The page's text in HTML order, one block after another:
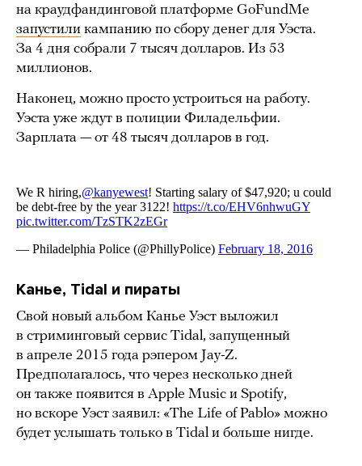
на краудфандинговой платформе GoFundMe
запустили кампанию по сбору денег для Уэста.
За 4 дня собрали 7 тысяч долларов. Из 53
миллионов.
Наконец, можно просто устроиться на работу.
Уэста уже ждут в полиции Филадельфии.
Зарплата — от 48 тысяч долларов в год.
Канье, Tidal и пираты
Свой новый альбом Канье Уэст выложил
в стриминговый сервис Tidal, запущенный
в апреле 2015 года рэпером Jay-Z.
Предполагалось, что через несколько дней
он также появится в Apple Music и Spotify,
но вскоре Уэст заявил: «The Life of Pablo» можно
будет услышать только в Tidal и больше нигде.